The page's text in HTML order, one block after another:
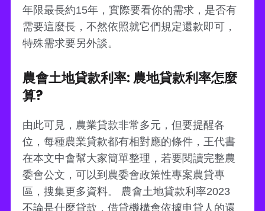
年限最長約15年，實際要看你的需求，是否有
需要這麼長，不然依照就它們規定還款即可，
特殊需求要另外談。
農會土地貸款利率: 農地貸款利率怎麼
算?
由此可見，農業貸款非常多元，但要提醒各
位，每種農業貸款都有相對應的條件，王代書
在本文中會幫大家簡單整理，若要閱讀完整農
委會公文，可以到農委會政策性專案農貸專
區，搜集更多資料。 農會土地貸款利率2023
不論是什麼貸款，借貸機構會依據申貸人的還